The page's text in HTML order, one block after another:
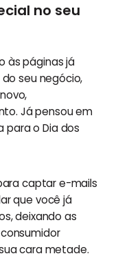
no seu
às páginas já
seu negócio,
Já pensou em
para o Dia dos
captar e-mails
que você já
deixando as
cara metade.